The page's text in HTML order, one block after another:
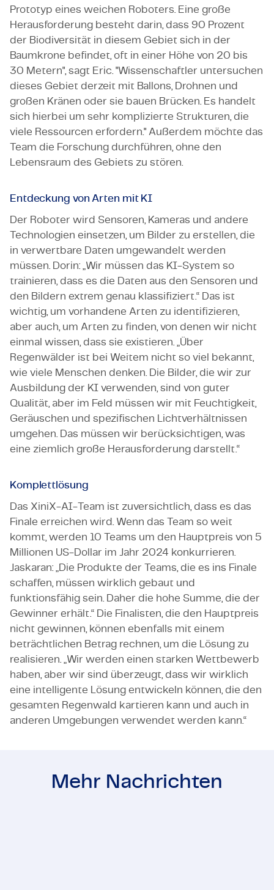
Prototyp eines weichen Roboters. Eine große
Herausforderung besteht darin, dass 90 Prozent
der Biodiversität in diesem Gebiet sich in der
Baumkrone befindet, oft in einer Höhe von 20 bis
30 Metern", sagt Eric. "Wissenschaftler untersuchen
dieses Gebiet derzeit mit Ballons, Drohnen und
großen Kränen oder sie bauen Brücken. Es handelt
sich hierbei um sehr komplizierte Strukturen, die
viele Ressourcen erfordern." Außerdem möchte das
Team die Forschung durchführen, ohne den
Lebensraum des Gebiets zu stören.
Entdeckung von Arten mit KI
Der Roboter wird Sensoren, Kameras und andere
Technologien einsetzen, um Bilder zu erstellen, die
in verwertbare Daten umgewandelt werden
müssen. Dorin: „Wir müssen das KI-System so
trainieren, dass es die Daten aus den Sensoren und
den Bildern extrem genau klassifiziert.“ Das ist
wichtig, um vorhandene Arten zu identifizieren,
aber auch, um Arten zu finden, von denen wir nicht
einmal wissen, dass sie existieren. „Über
Regenwälder ist bei Weitem nicht so viel bekannt,
wie viele Menschen denken. Die Bilder, die wir zur
Ausbildung der KI verwenden, sind von guter
Qualität, aber im Feld müssen wir mit Feuchtigkeit,
Geräuschen und spezifischen Lichtverhältnissen
umgehen. Das müssen wir berücksichtigen, was
eine ziemlich große Herausforderung darstellt.“
Komplettlösung
Das XiniX-AI-Team ist zuversichtlich, dass es das
Finale erreichen wird. Wenn das Team so weit
kommt, werden 10 Teams um den Hauptpreis von 5
Millionen US-Dollar im Jahr 2024 konkurrieren.
Jaskaran: „Die Produkte der Teams, die es ins Finale
schaffen, müssen wirklich gebaut und
funktionsfähig sein. Daher die hohe Summe, die der
Gewinner erhält.“ Die Finalisten, die den Hauptpreis
nicht gewinnen, können ebenfalls mit einem
beträchtlichen Betrag rechnen, um die Lösung zu
realisieren. „Wir werden einen starken Wettbewerb
haben, aber wir sind überzeugt, dass wir wirklich
eine intelligente Lösung entwickeln können, die den
gesamten Regenwald kartieren kann und auch in
anderen Umgebungen verwendet werden kann.“
Mehr Nachrichten